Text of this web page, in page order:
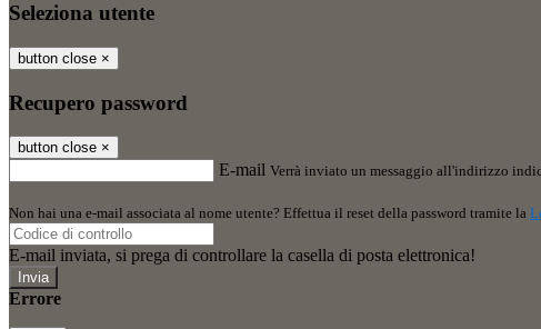
Seleziona utente
button close ×
Recupero password
button close ×
E-mail Verrà inviato un messaggio all'indirizzo
Non hai una e-mail associata al nome utente? Effettua il reset della password tramite la
E-mail inviata, si prega di controllare la casella di posta elettronica!
Errore